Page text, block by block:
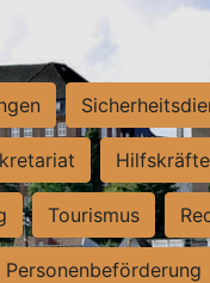
Tourismus